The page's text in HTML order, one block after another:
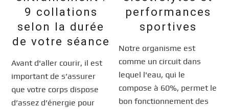
9 collations
selon la durée
de votre séance
Avant d'aller courir, il est
important de s’assurer
que votre corps dispose
d’assez d’énergie pour
performances
sportives
Notre organisme est
comme un circuit dans
lequel l'eau, qui le
compose à 60%, permet le
bon fonctionnement des